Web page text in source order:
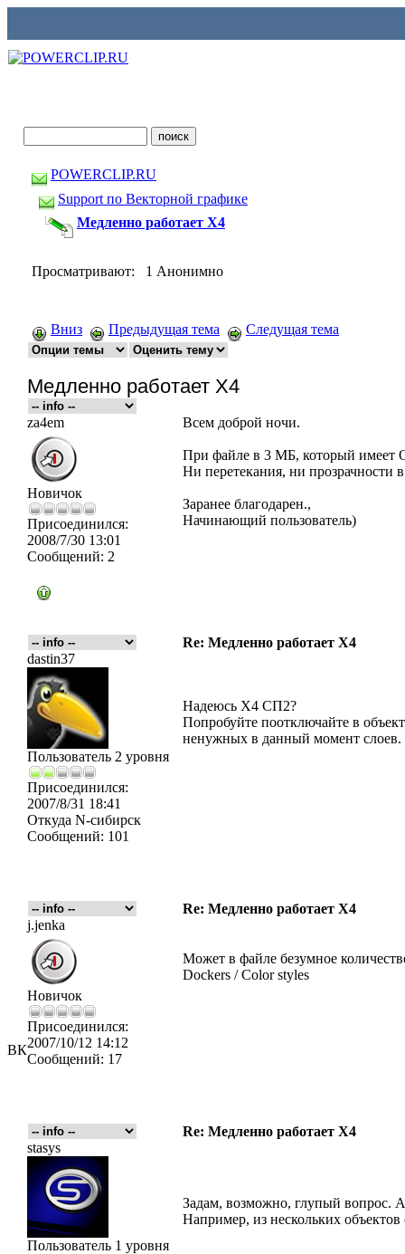
ВК
POWERCLIP.RU
Support по Векторной графике
Медленно работает X4
Просматривают: 1 Анонимно
Вниз Предыдущая тема Следущая тема
Медленно работает X4
za4em
Новичок
Присоединился:
2008/7/30 13:01
Сообщений: 2
Всем доброй ночи.
При файле в 3 МБ, который имеет
Ни перетекания, ни прозрачности
Заранее благодарен.,
Начинающий пользователь)
Re: Медленно работает X4
dastin37
Пользователь 2 уровня
Присоединился:
2007/8/31 18:41
Откуда N-сибирск
Сообщений: 101
Надеюсь Х4 СП2?
Попробуйте поотключайте в
ненужных в данный момент слоев.
Re: Медленно работает X4
j.jenka
Новичок
Присоединился:
2007/10/12 14:12
Сообщений: 17
Может в файле безумное
Dockers / Color styles
Re: Медленно работает X4
stasys
Пользователь 1 уровня
Задам, возможно, глупый вопрос.
Например, из нескольких объектов